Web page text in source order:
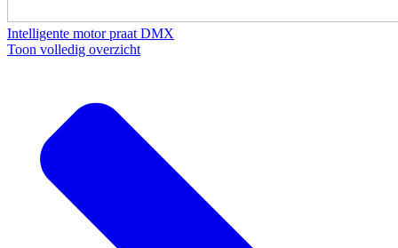
Intelligente motor praat DMX
Toon volledig overzicht